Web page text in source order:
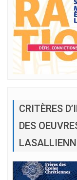
CRITÈRES
DES